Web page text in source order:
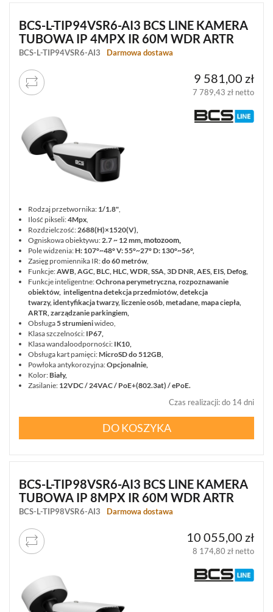
BCS-L-TIP94VSR6-AI3 BCS LINE KAMERA
TUBOWA IP 4MPX IR 60M WDR ARTR
BCS-L-TIP94VSR6-AI3 Darmowa dostawa
9 581,00 zł
7 789,43 zł netto
Rodzaj przetwornika: 1/1.8",
Ilość pikseli:4Mpx,
Rozdzielczość:2688(H)×1520(V),
Ogniskowa obiektywu:2.7 ~ 12 mm, motozoom,
Pole widzenia:H: 107°~48° V: 55°~27° D: 130°~56°,
Zasięg promiennika IR:do 60 metrów,
Funkcje:AWB, AGC, BLC, HLC, WDR, SSA, 3D DNR, AES, EIS, Defog,
Funkcje inteligentne:Ochrona perymetryczna, rozpoznawanie
obiektów, inteligentna detekcja przedmiotów, detekcja
twarzy, identyfikacja twarzy, liczenie osób, metadane, mapa ciepła,
ARTR, zarządzanie parkingiem,
Obsługa5 strumieniwideo,
Klasa szczelności: IP67,
Klasa wandaloodporności: IK10,
Obsługa kart pamięci:MicroSD do 512GB,
Powłoka antykorozyjna:Opcjonalnie,
Kolor:Biały,
Zasilanie: 12VDC / 24VAC / PoE+(802.3at) / ePoE.
Czas realizacji:do 14 dni
DO KOSZYKA
BCS-L-TIP98VSR6-AI3 BCS LINE KAMERA
TUBOWA IP 8MPX IR 60M WDR ARTR
BCS-L-TIP98VSR6-AI3 Darmowa dostawa
10 055,00 zł
8 174,80 zł netto